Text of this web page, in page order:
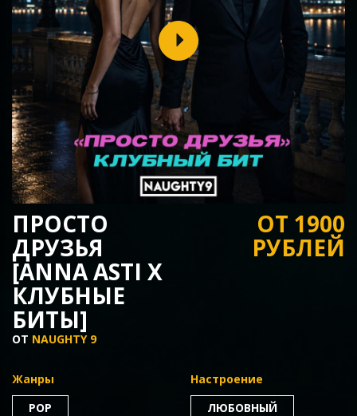
ПРОСТО
ДРУЗЬЯ
[ANNA ASTI Х
КЛУБНЫЕ
БИТЫ]
ОТ NAUGHTY 9
ОТ 1900
РУБЛЕЙ
Жанры
POP
Настроение
ЛЮБОВНЫЙ